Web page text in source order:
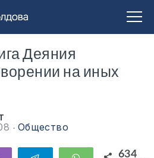
Деяния
на иных
Общество
634